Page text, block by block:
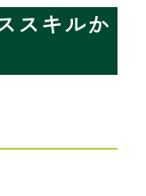
スキルか